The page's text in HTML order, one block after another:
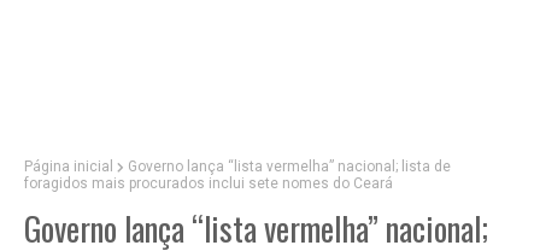
Página inicial
Governo lança “lista vermelha” nacional; lista de
foragidos mais procurados inclui sete nomes do Ceará
Governo lança “lista vermelha” nacional;